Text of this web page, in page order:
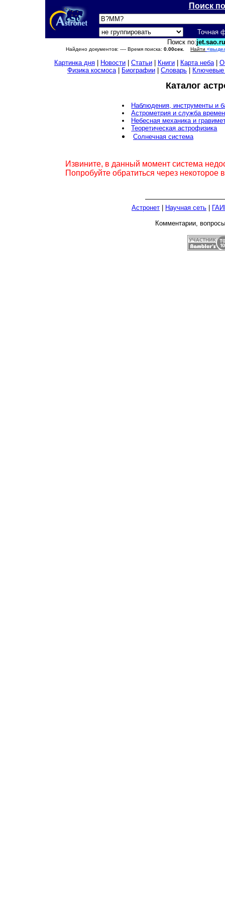
Поиск
Точная
Поиск по:
Найдено документов: ---- Время поиска: 0.00сек. Найти
Картинка дня Новости Статьи Книги Карта неба|
Физика космоса| Биографии Словарь Ключевые
Каталог
Наблюдения, инструменты и
Астрометрия и служба
Небесная механика и
Теоретическая астрофизика
Солнечная система
Извините, в данный момент система
Попробуйте обратиться через некоторое
Астронет Научная сеть
Комментарии,